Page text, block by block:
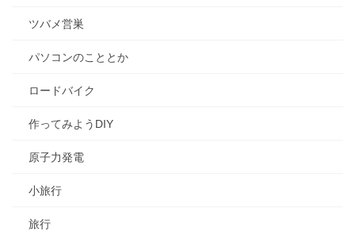
ツバメ営巣
パソコンのこととか
ロードバイク
作ってみようDIY
原子力発電
小旅行
旅行